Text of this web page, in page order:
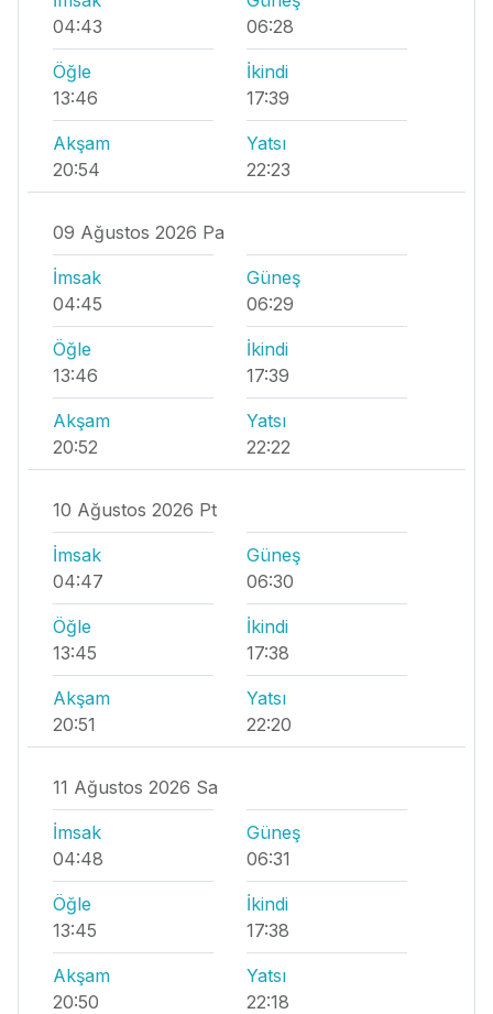
04:43
06:28
Öğle
13:46
İkindi
17:39
Akşam
20:54
Yatsı
22:23
09 Ağustos 2026 Pa
İmsak
04:45
Güneş
06:29
Öğle
13:46
İkindi
17:39
Akşam
20:52
Yatsı
22:22
10 Ağustos 2026 Pt
İmsak
04:47
Güneş
06:30
Öğle
13:45
İkindi
17:38
Akşam
20:51
Yatsı
22:20
11 Ağustos 2026 Sa
İmsak
04:48
Güneş
06:31
Öğle
13:45
İkindi
17:38
Akşam
20:50
Yatsı
22:18